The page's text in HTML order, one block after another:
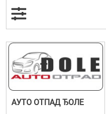
АУТО ОТПАД ЂОЛЕ